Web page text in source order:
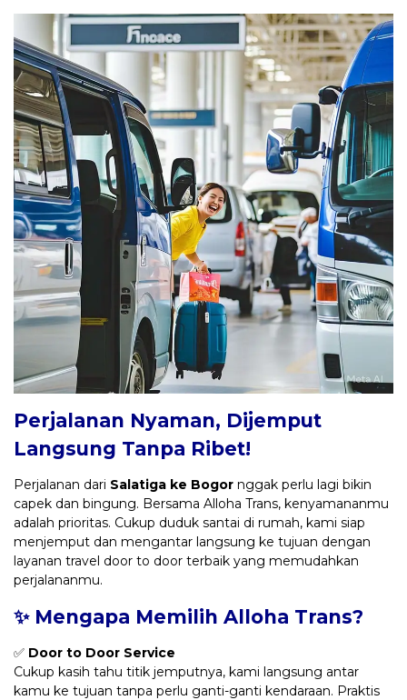
Perjalanan Nyaman, Dijemput
Langsung Tanpa Ribet!
Perjalanan dari Salatiga ke Bogor nggak perlu lagi bikin
capek dan bingung. Bersama Alloha Trans, kenyamananmu
adalah prioritas. Cukup duduk santai di rumah, kami siap
menjemput dan mengantar langsung ke tujuan dengan
layanan travel door to door terbaik yang memudahkan
perjalananmu.
✨ Mengapa Memilih Alloha Trans?
✅ Door to Door Service
Cukup kasih tahu titik jemputnya, kami langsung antar
kamu ke tujuan tanpa perlu ganti-ganti kendaraan. Praktis